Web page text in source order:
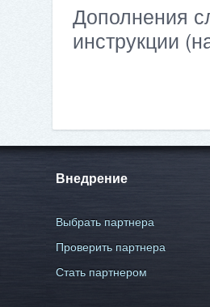
Дополнения
инструкции
Внедрение
Выбрать партнера
Проверить партнера
Стать партнером